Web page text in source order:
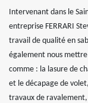
Intervenant dans le
entreprise FERRARI
travail de qualité en
également nous mettre
comme : la lasure de
et le décapage de
travaux de